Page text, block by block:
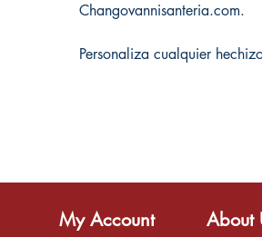
Changovannisanteria.com.
Personaliza cualquier
My Account About